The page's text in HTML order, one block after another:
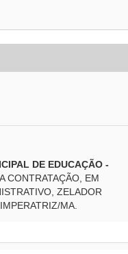
DE EDUCAÇÃO -
CONTRATAÇÃO, EM
ZELADOR
MA.